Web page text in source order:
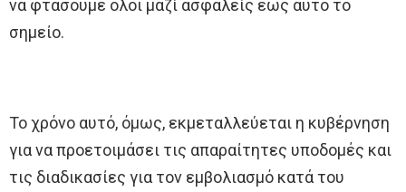
να φτάσουμε όλοι μαζί ασφαλείς έως αυτό το
σημείο.
Το χρόνο αυτό, όμως, εκμεταλλεύεται η κυβέρνηση
για να προετοιμάσει τις απαραίτητες υποδομές και
τις διαδικασίες για τον εμβολιασμό κατά του